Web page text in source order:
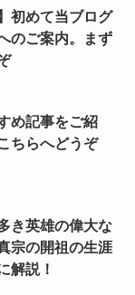
初めて当ブログ
のご案内。まず
め記事をご紹
ちらへどうぞ
き英雄の偉大な
宗の開祖の生涯
解説！